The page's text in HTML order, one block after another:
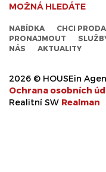
MOŽNÁ HLEDÁTE
NABÍDKA CHCI
PRONAJMOUT
NÁS
AKTUALITY
2026 © HOUSEin
Ochrana osobních
Realitní SW Realman